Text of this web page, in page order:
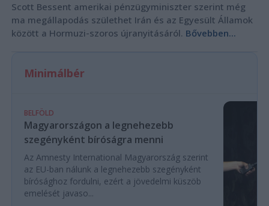
Scott Bessent amerikai pénzügyminiszter szerint még
ma megállapodás születhet Irán és az Egyesült Államok
között a Hormuzi-szoros újranyitásáról. Bővebben...
Minimálbér
BELFÖLD
Magyarországon a legnehezebb
szegényként bíróságra menni
Az Amnesty International Magyarország szerint
az EU-ban nálunk a legnehezebb szegényként
bírósághoz fordulni, ezért a jövedelmi küszöb
emelését javaso...